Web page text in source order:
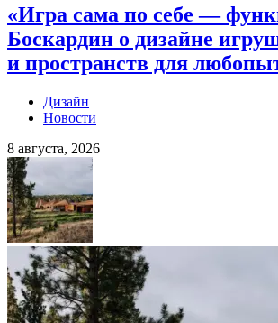
«Игра сама по себе —
Боскардин о дизайне
и пространств для
Дизайн
Новости
8 августа, 2026